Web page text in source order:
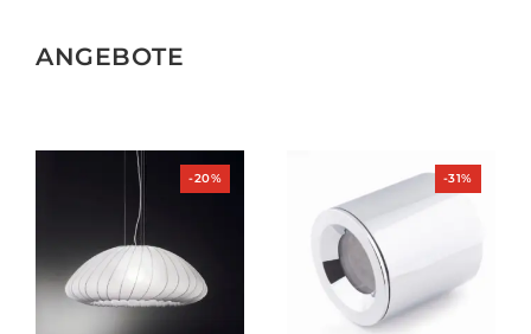
ANGEBOTE
-20%Produkt
im
-31%Produkt
im